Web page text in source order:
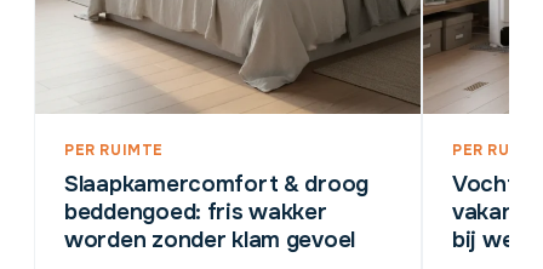
PER RUIMTE
Slaapkamercomfort & droog
beddengoed: fris wakker
worden zonder klam gevoel
PER
Vocht
bij